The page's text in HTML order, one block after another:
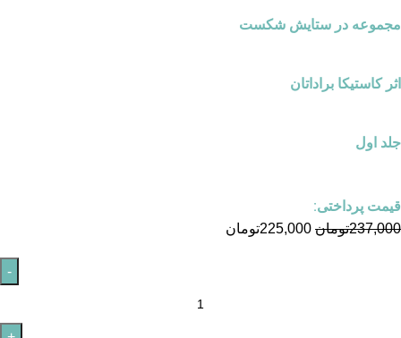
مجموعه در ستایش شکست
اثر کاستیکا براداتان
جلد اول
قیمت پرداختی:
237,000تومان 225,000تومان